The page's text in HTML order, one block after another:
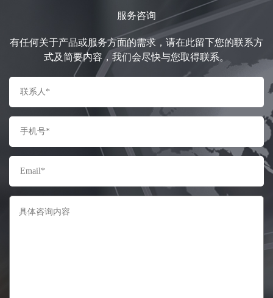
服务咨询
有任何关于产品或服务方面的需求，请在此留下您的联系方
式及简要内容，我们会尽快与您取得联系。